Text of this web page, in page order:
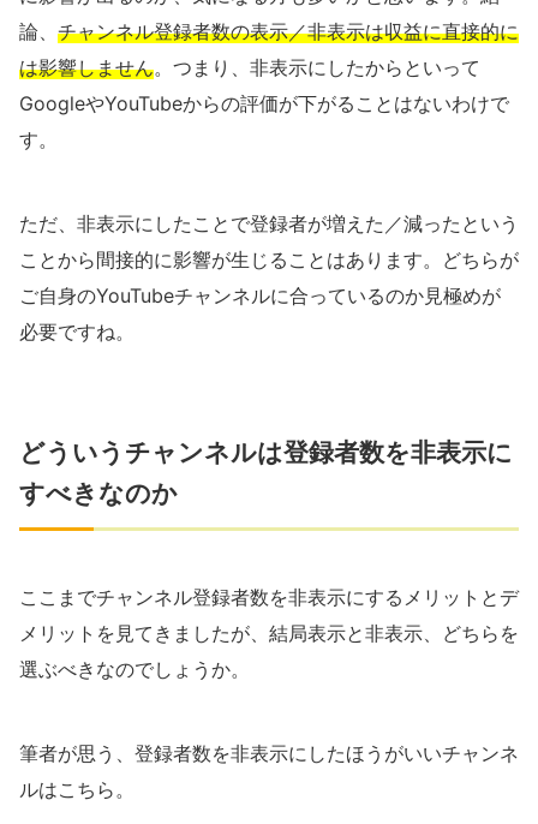
論、 チャンネル登録者数の表示／非表示は収益に直接的に
は影響しません。つまり、非表示にしたからといって
GoogleやYouTubeからの評価が下がることはないわけで
す。
ただ、非表示にしたことで登録者が増えた／減ったという
ことから間接的に影響が生じることはあります。どちらが
ご自身のYouTubeチャンネルに合っているのか見極めが
必要ですね。
どういうチャンネルは登録者数を非表示に
すべきなのか
ここまでチャンネル登録者数を非表示にするメリットとデ
メリットを見てきましたが、結局表示と非表示、どちらを
選ぶべきなのでしょうか。
筆者が思う、登録者数を非表示にしたほうがいいチャンネ
ルはこちら。